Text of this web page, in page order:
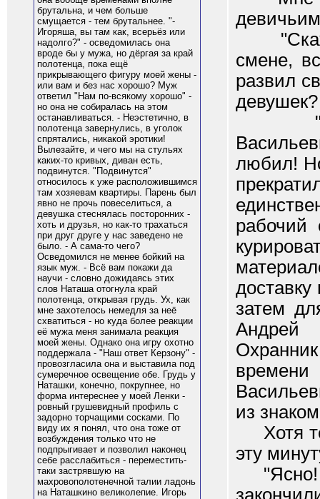
брутальна, и чем больше
смущается - тем брутальнее. "-
Игоряша, вы там как, всерьёз или
надолго?" - осведомилась она
вроде бы у мужа, но дёргая за край
полотенца, пока ещё
прикрывающего фигуру моей жены -
или вам и без нас хорошо? Муж
ответил "Нам по-всякому хорошо" -
но она не собиралась на этом
останавливаться. - Неэстетично, в
полотенца завернулись, в уголок
спрятались, никакой эротики!
Вылезайте, и чего мы на стульях
каких-то кривых, диван есть,
подвинутся. "Подвинутся"
относилось к уже расположившимся
там хозяевам квартиры. Парень был
явно не прочь повеселиться, а
девушка стеснялась посторонних -
хоть и друзья, но как-то трахаться
при друг друге у нас заведено не
было. - А сама-то чего?
Осведомился не менее бойкий на
язык муж. - Всё вам покажи да
научи - словно дожидаясь этих
слов Наташа отогнула край
полотенца, открывая грудь. Ух, как
мне захотелось немедля за неё
схватиться - но куда более реакции
её мужа меня занимала реакция
моей жены. Однако она игру охотно
поддержала - "Наш ответ Керзону" -
провозгласила она и выставила под
сумеречное освещение обе. Грудь у
Наташки, конечно, покрупнее, но
форма интереснее у моей Ленки -
ровный грушевидный профиль с
задорно торчащими сосками. По
виду их я понял, что она тоже от
возбуждения только что не
подпрыгивает и позволил наконец
себе расслабиться - переместить-
таки застрявшую на
махровополотенечной талии ладонь
на Наташкино великолепие. Игорь
смене,
развил
"Хочу
любил!
рабочий
затем
Андрей
из
Хотя
эту
"Ясно!